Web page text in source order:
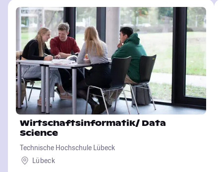
Wirtschaftsinformatik/ Data
Science
Technische Hochschule Lübeck
Lübeck